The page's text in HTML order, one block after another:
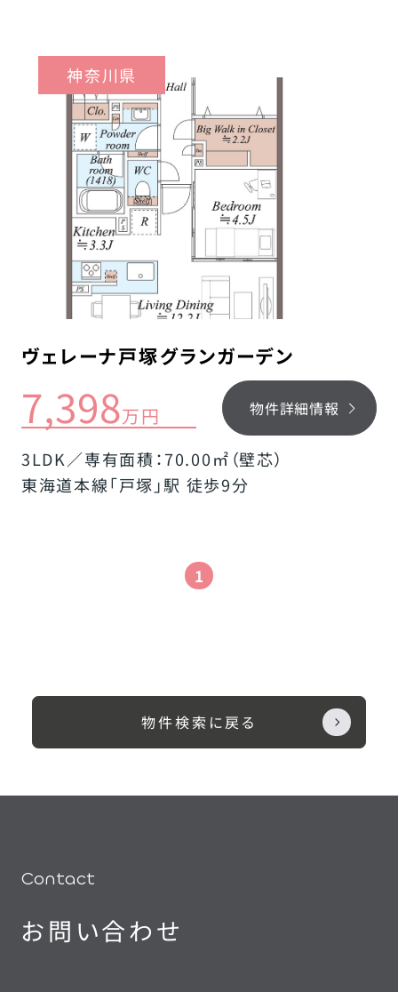
神奈川県
ヴェレーナ戸塚グランガーデン
7,398万円 物件詳細情報
3LDK／専有面積：70.00㎡（壁芯）
東海道本線「戸塚」駅 徒歩9分
1
物件検索に戻る
Contact
お問い合わせ